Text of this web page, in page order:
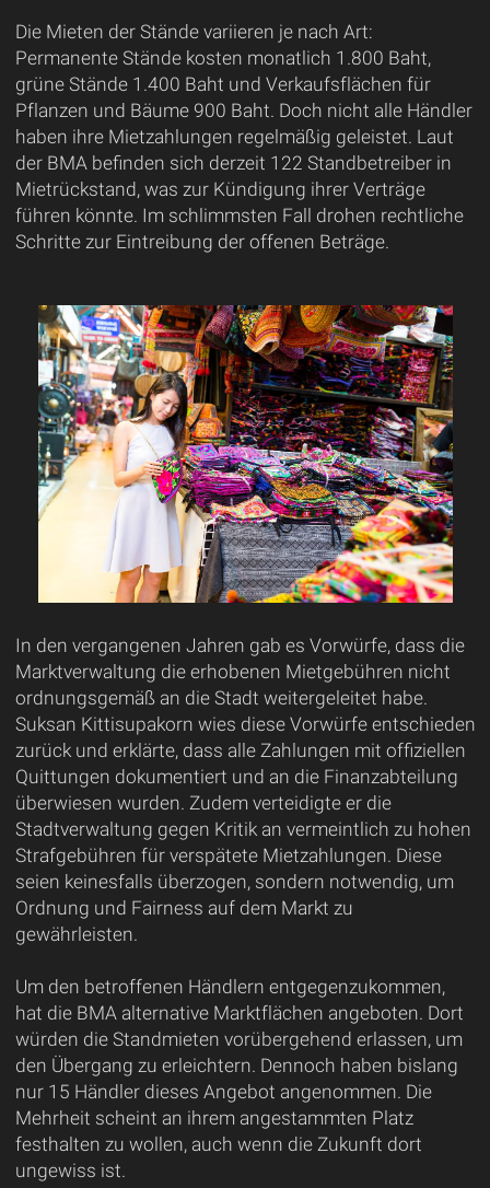
Die Mieten der Stände variieren je nach Art:
Permanente Stände kosten monatlich 1.800 Baht,
grüne Stände 1.400 Baht und Verkaufsflächen für
Pflanzen und Bäume 900 Baht. Doch nicht alle Händler
haben ihre Mietzahlungen regelmäßig geleistet. Laut
der BMA befinden sich derzeit 122 Standbetreiber in
Mietrückstand, was zur Kündigung ihrer Verträge
führen könnte. Im schlimmsten Fall drohen rechtliche
Schritte zur Eintreibung der offenen Beträge.
In den vergangenen Jahren gab es Vorwürfe, dass die
Marktverwaltung die erhobenen Mietgebühren nicht
ordnungsgemäß an die Stadt weitergeleitet habe.
Suksan Kittisupakorn wies diese Vorwürfe entschieden
zurück und erklärte, dass alle Zahlungen mit offiziellen
Quittungen dokumentiert und an die Finanzabteilung
überwiesen wurden. Zudem verteidigte er die
Stadtverwaltung gegen Kritik an vermeintlich zu hohen
Strafgebühren für verspätete Mietzahlungen. Diese
seien keinesfalls überzogen, sondern notwendig, um
Ordnung und Fairness auf dem Markt zu
gewährleisten.
Um den betroffenen Händlern entgegenzukommen,
hat die BMA alternative Marktflächen angeboten. Dort
würden die Standmieten vorübergehend erlassen, um
den Übergang zu erleichtern. Dennoch haben bislang
nur 15 Händler dieses Angebot angenommen. Die
Mehrheit scheint an ihrem angestammten Platz
festhalten zu wollen, auch wenn die Zukunft dort
ungewiss ist.